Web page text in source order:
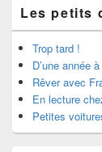
Les petits
Trop tard !
D’une année
Rêver avec
En lecture
Petites